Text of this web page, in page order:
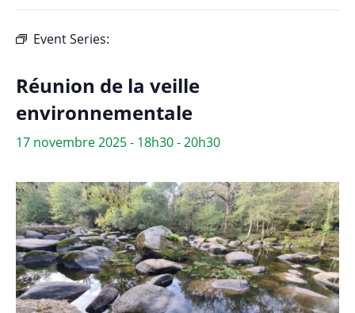
Event Series:
Réunion de la veille
environnementale
17 novembre 2025 - 18h30-20h30